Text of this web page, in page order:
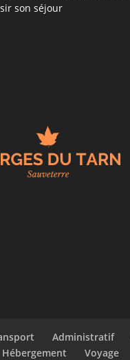
son séjour
Administratif
Hébergement
Voyage